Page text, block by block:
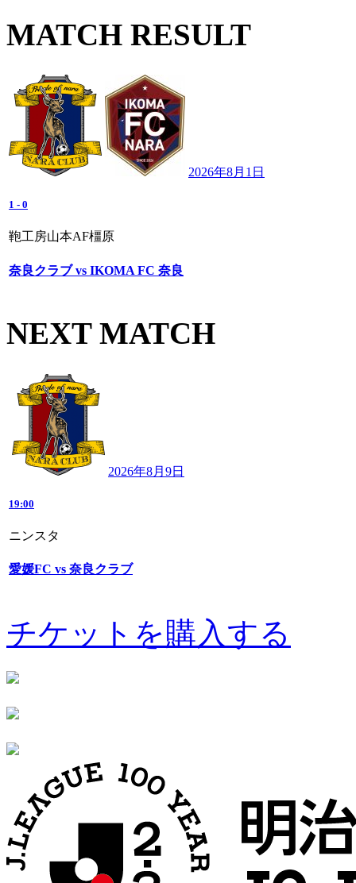
MATCH RESULT
2026年8月1日
1 - 0
鞄工房山本AF橿原
奈良クラブ vs IKOMA FC 奈良
NEXT MATCH
2026年8月9日
19:00
ニンスタ
愛媛FC vs 奈良クラブ
チケットを購入する